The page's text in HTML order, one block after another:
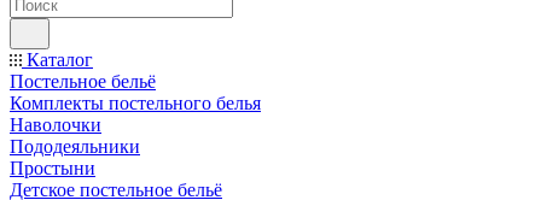
Каталог
Постельное бельё
Комплекты постельного белья
Наволочки
Пододеяльники
Простыни
Детское постельное бельё